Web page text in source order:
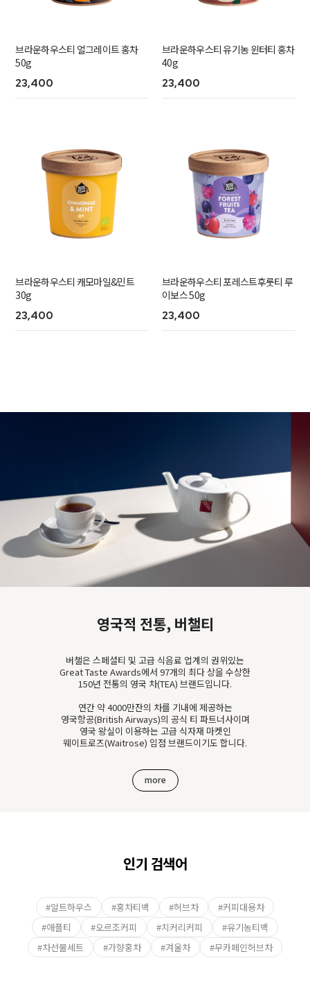
브라운하우스티 얼그레이트 홍차
50g
23,400
브라운하우스티 유기농 윈터티 홍차
40g
23,400
브라운하우스티 캐모마일&민트
30g
23,400
브라운하우스티 포레스트후룻티 루
이보스 50g
23,400
영국적 전통, 버챌티
버챌은 스페셜티 및 고급 식음료 업계의 권위있는
Great Taste Awards에서 97개의 최다 상을 수상한
150년 전통의 영국 차(TEA) 브랜드입니다.
연간 약 4000만잔의 차를 기내에 제공하는
영국항공(British Airways)의 공식 티 파트너사이며
영국 왕실이 이용하는 고급 식자재 마켓인
웨이트로즈(Waitrose) 입점 브랜드이기도 합니다.
more
인기 검색어
#알트하우스 #홍차티백 #허브차
#커피대용차
#애플티
#오르조커피 #치커리커피
#유기농티백
#차선물세트
#가향홍차 #겨울차 #무카페인허브차